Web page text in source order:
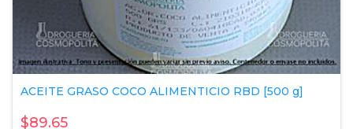
ACEITE GRASO COCO ALIMENTICIO RBD [500 g]
$89.65